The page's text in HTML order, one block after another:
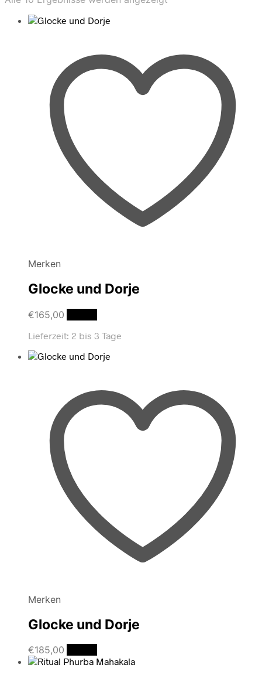
Merken
Glocke und Dorje
€165,00
Lieferzeit: 2 bis 3 Tage
Merken
Glocke und Dorje
€185,00